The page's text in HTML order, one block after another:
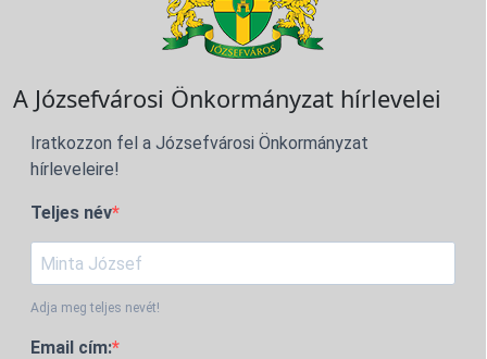
A Józsefvárosi Önkormányzat hírlevelei
Iratkozzon fel a Józsefvárosi Önkormányzat
hírleveleire!
Teljes név
Adja meg teljes nevét!
Email cím: